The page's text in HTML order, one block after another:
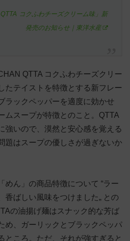
QTTA コクふわチーズクリーム味」新
発売のお知らせ｜東洋水産
QTTA コクふわチーズクリー
たテイストを特徴とする新フレー
ラックペッパーを適度に効かせ
ムスープが特徴とのこと。QTTA
強いので、漠然と安心感を覚える
題はスープの優しさが過ぎないか
めん」の商品特徴について “ラー
香ばしい風味をつけました„ との
の油揚げ麺はスナック的な芳ば
め、ガーリックとブラックペッパ
ところ。ただ、それが強すぎると